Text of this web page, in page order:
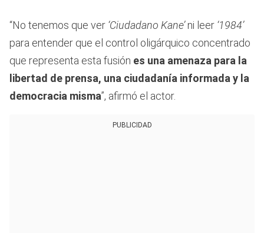
“No tenemos que ver ‘Ciudadano Kane’ni leer ‘1984’
para entender que el control oligárquico concentrado
que representa esta fusión es una amenaza para la
libertad de prensa, una ciudadanía informada y la
democracia misma”, afirmó el actor.
PUBLICIDAD